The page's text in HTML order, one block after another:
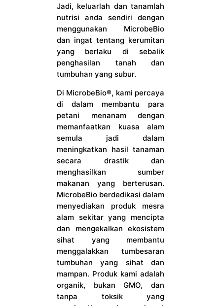
Jadi, keluarlah dan tanamlah
nutrisi anda sendiri dengan
menggunakan MicrobeBio
dan ingat tentang kerumitan
yang berlaku di sebalik
penghasilan tanah dan
tumbuhan yang subur.
Di MicrobeBio®, kami percaya
di dalam membantu para
petani menanam dengan
memanfaatkan kuasa alam
semula jadi dalam
meningkatkan hasil tanaman
secara drastik dan
menghasilkan sumber
makanan yang berterusan.
MicrobeBio berdedikasi dalam
menyediakan produk mesra
alam sekitar yang mencipta
dan mengekalkan ekosistem
sihat yang membantu
menggalakkan tumbesaran
tumbuhan yang sihat dan
mampan. Produk kami adalah
organik, bukan GMO, dan
tanpa toksik yang